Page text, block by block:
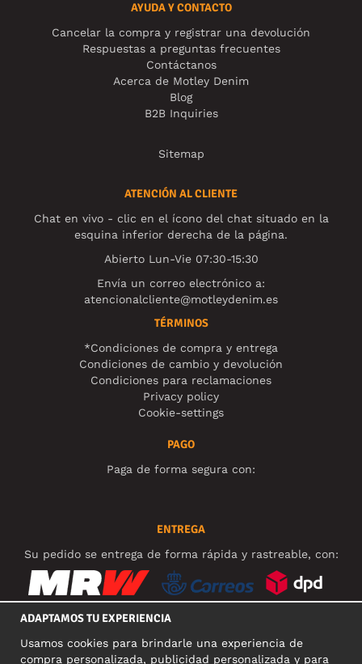
AYUDA Y CONTACTO
Cancelar la compra y registrar una devolución
Respuestas a preguntas frecuentes
Contáctanos
Acerca de Motley Denim
Blog
B2B Inquiries
Sitemap
ATENCIÓN AL CLIENTE
Chat en vivo - clic en el ícono del chat situado en la
esquina inferior derecha de la página.
Abierto Lun-Vie 07:30-15:30
Envía un correo electrónico a:
atencionalcliente@motleydenim.es
TÉRMINOS
*Condiciones de compra y entrega
Condiciones de cambio y devolución
Condiciones para reclamaciones
Privacy policy
Cookie-settings
PAGO
Paga de forma segura con:
ENTREGA
Su pedido se entrega de forma rápida y rastreable, con:
REDES SOCIALES
ADAPTAMOS TU EXPERIENCIA
Usamos cookies para brindarle una experiencia de
compra personalizada, publicidad personalizada y para